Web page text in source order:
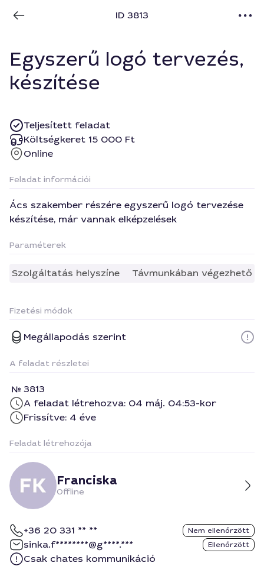
ID 3813
Egyszerű logó tervezés,
készítése
Teljesített feladat
Költségkeret 15 000 Ft
Online
Feladat információi
Ács szakember részére egyszerű logó tervezése
készítése, már vannak elképzelések
Paraméterek
Szolgáltatás helyszíne Távmunkában végezhető
Fizetési módok
Megállapodás szerint
A feladat részletei
3813
A feladat létrehozva: 04 máj. 04:53-kor
Frissítve: 4 éve
Feladat létrehozója
Franciska
Offline
+36 20 331 ** ** Nem ellenőrzött
sinka.f********@g****.*** Ellenőrzött
Csak chates kommunikáció